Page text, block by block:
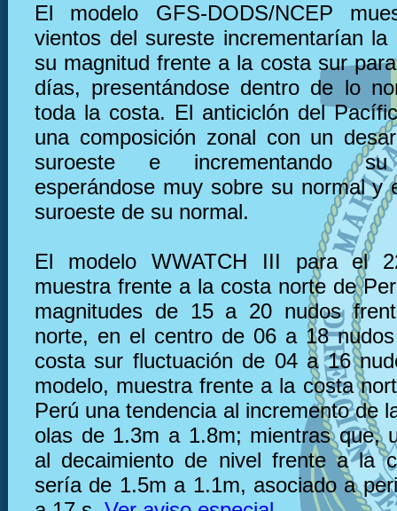
El modelo GFS-DODS/NCEP
vientos del sureste incrementarían la
su magnitud frente a la costa sur
días, presentándose dentro de lo
toda la costa. El anticiclón del
una composición zonal con un
suroeste e incrementando su
esperándose muy sobre su normal y
suroeste de su normal.
El modelo WWATCH III para el
muestra frente a la costa norte de
magnitudes de 15 a 20 nudos
norte, en el centro de 06 a 18
costa sur fluctuación de 04 a 16
modelo, muestra frente a la costa
Perú una tendencia al incremento de
olas de 1.3m a 1.8m; mientras que,
al decaimiento de nivel frente a la
sería de 1.5m a 1.1m, asociado a